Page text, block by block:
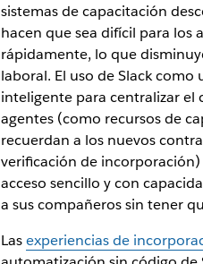
sistemas de capacitación
hacen que sea difícil para los
rápidamente, lo que
laboral. El uso de Slack
inteligente para centralizar el
agentes (como recursos de
recuerdan a los nuevos
verificación de
acceso sencillo y con
a sus compañeros sin tener
Lasexperiencias de